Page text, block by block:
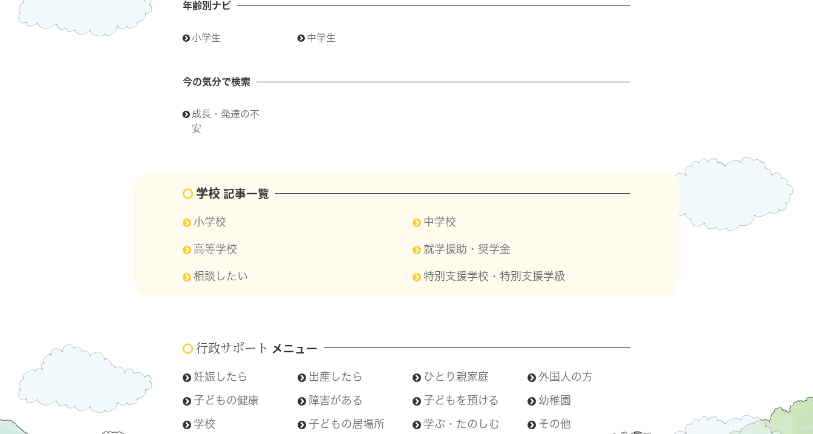
年齢別ナビ
小学生 中学生
今の気分で検索
成長・発達の不
安
学校 記事一覧
小学校 中学校
高等学校 就学援助・奨学金
相談したい 特別支援学校・特別支援学級
行政サポート メニュー
妊娠したら 出産したら ひとり親家庭 外国人の方
子どもの健康 障害がある 子どもを預ける 幼稚園
学校 子どもの居場所 学ぶ・たのしむ その他